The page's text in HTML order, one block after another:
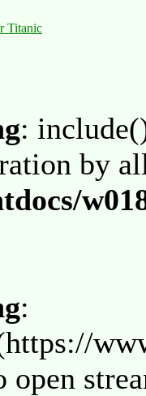
Titanic
:
by
:
open